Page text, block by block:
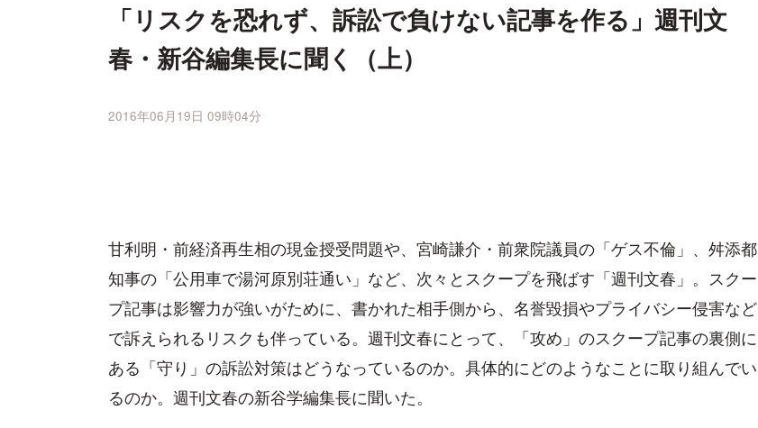
「リスクを恐れず、訴訟で負けない記事を作る」週刊文
春・新谷編集長に聞く（上）
2016年06月19日 09時04分
甘利明・前経済再生相の現金授受問題や、宮崎謙介・前衆院議員の「ゲス不倫」、舛添都
知事の「公用車で湯河原別荘通い」など、次々とスクープを飛ばす「週刊文春」。スクー
プ記事は影響力が強いがために、書かれた相手側から、名誉毀損やプライバシー侵害など
で訴えられるリスクも伴っている。週刊文春にとって、「攻め」のスクープ記事の裏側に
ある「守り」の訴訟対策はどうなっているのか。具体的にどのようなことに取り組んでい
るのか。週刊文春の新谷学編集長に聞いた。